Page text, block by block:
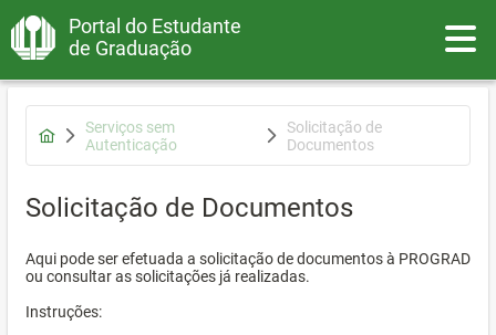
Portal do Estudante
de Graduação
Serviços sem
Autenticação
Solicitação de
Documentos
Solicitação de Documentos
Aqui pode ser efetuada a solicitação de documentos à PROGRAD
ou consultar as solicitações já realizadas.
Instruções: